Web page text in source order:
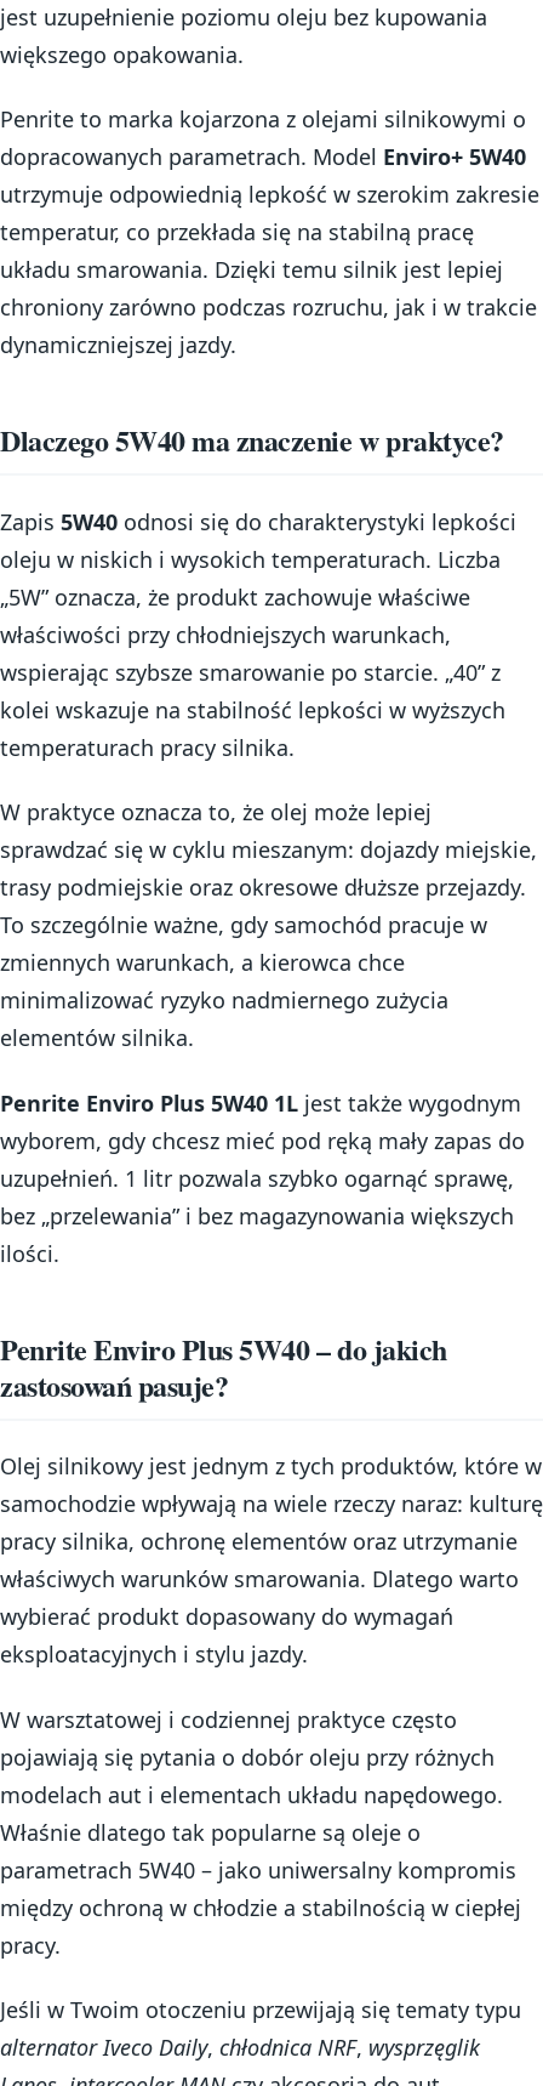
jest uzupełnienie poziomu oleju bez kupowania
większego opakowania.
Penrite to marka kojarzona z olejami silnikowymi o
dopracowanych parametrach. Model Enviro+ 5W40
utrzymuje odpowiednią lepkość w szerokim zakresie
temperatur, co przekłada się na stabilną pracę
układu smarowania. Dzięki temu silnik jest lepiej
chroniony zarówno podczas rozruchu, jak i w trakcie
dynamiczniejszej jazdy.
Dlaczego 5W40 ma znaczenie w praktyce?
Zapis 5W40 odnosi się do charakterystyki lepkości
oleju w niskich i wysokich temperaturach. Liczba
„5W” oznacza, że produkt zachowuje właściwe
właściwości przy chłodniejszych warunkach,
wspierając szybsze smarowanie po starcie. „40” z
kolei wskazuje na stabilność lepkości w wyższych
temperaturach pracy silnika.
W praktyce oznacza to, że olej może lepiej
sprawdzać się w cyklu mieszanym: dojazdy miejskie,
trasy podmiejskie oraz okresowe dłuższe przejazdy.
To szczególnie ważne, gdy samochód pracuje w
zmiennych warunkach, a kierowca chce
minimalizować ryzyko nadmiernego zużycia
elementów silnika.
Penrite Enviro Plus 5W40 1L jest także wygodnym
wyborem, gdy chcesz mieć pod ręką mały zapas do
uzupełnień. 1 litr pozwala szybko ogarnąć sprawę,
bez „przelewania” i bez magazynowania większych
ilości.
Penrite Enviro Plus 5W40 – do jakich
zastosowań pasuje?
Olej silnikowy jest jednym z tych produktów, które w
samochodzie wpływają na wiele rzeczy naraz: kulturę
pracy silnika, ochronę elementów oraz utrzymanie
właściwych warunków smarowania. Dlatego warto
wybierać produkt dopasowany do wymagań
eksploatacyjnych i stylu jazdy.
W warsztatowej i codziennej praktyce często
pojawiają się pytania o dobór oleju przy różnych
modelach aut i elementach układu napędowego.
Właśnie dlatego tak popularne są oleje o
parametrach 5W40 – jako uniwersalny kompromis
między ochroną w chłodzie a stabilnością w ciepłej
pracy.
Jeśli w Twoim otoczeniu przewijają się tematy typu
alternator Iveco Daily, chłodnica NRF, wysprzęglik